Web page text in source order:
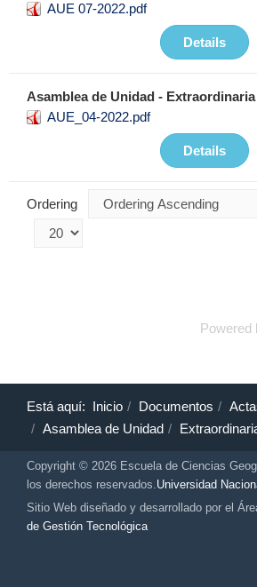
AUE 07-2022.pdf
Details
Asamblea de Unidad - Extraordinaria
AUE_04-2022.pdf
Details
Ordering
Powered
Está aquí: Inicio Documentos
Asamblea de Unidad
Copyright © 2026 Escuela de Ciencias
los derechos reservados.Universidad
Sitio Web diseñado y desarrollado por el
de Gestión Tecnológica